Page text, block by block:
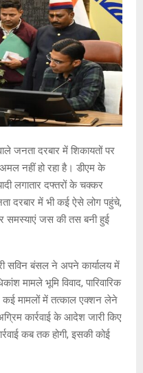
जनता दरबार में शिकायतों पर
नहीं हो रहा है। डीएम के
लगातार दफ्तरों के चक्कर
दरबार में भी कई ऐसे लोग पहुंचे,
समस्याएं जस की तस बनी हुई
सविन बंसल ने अपने कार्यालय में
मामले भूमि विवाद, पारिवारिक
मामलों में तत्काल एक्शन लेने
कार्रवाई के आदेश जारी किए
कब तक होगी, इसकी कोई